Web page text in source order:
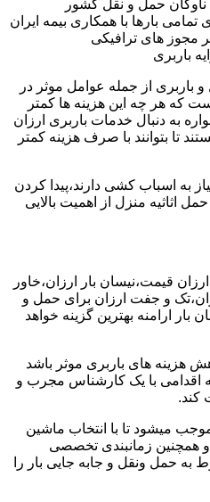
ناوگان حمل و نقل کشور
تمامی بارها با همکاری بیمه ایران
مجوز های ترافیکی
باربری
باربری از جمله عوامل موثر در
که هر چه این هزینه ها کمتر
به دنبال خدمات باربری ارزان
تا بتوانند با صرف هزینه کمتر
به اسباب کشی دارند،پیدا کردن
منزل از اهمیت بالایی
قیمت،نیسان بار ارزان،خاور
و جفت ارزان برای حمل و
بار ارامنه بهترین گزینه خواهد
هزینه های باربری موثر باشد
اقدامی با یک کارشناس مجرب و
کند.
میشود تا با انتخاب ماشین
همچنین زمانبندی تخصصی
به حمل ونقل و جابه جایی بار را